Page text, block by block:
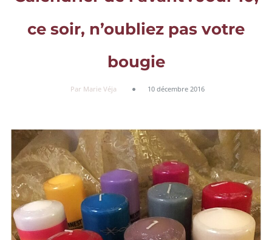
ce soir, n’oubliez pas votre
bougie
Par Marie Véja 10 décembre 2016